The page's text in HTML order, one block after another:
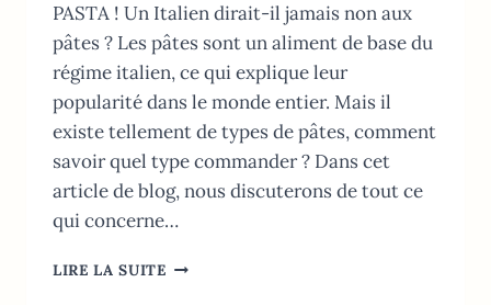
PASTA ! Un Italien dirait-il jamais non aux
pâtes ? Les pâtes sont un aliment de base du
régime italien, ce qui explique leur
popularité dans le monde entier. Mais il
existe tellement de types de pâtes, comment
savoir quel type commander ? Dans cet
article de blog, nous discuterons de tout ce
qui concerne…
LIRE LA SUITECOMMENT